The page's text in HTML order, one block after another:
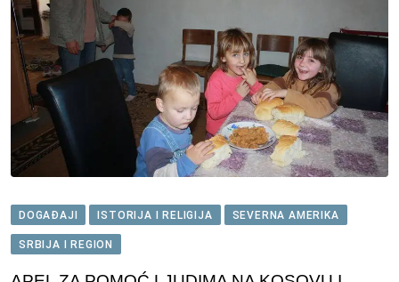
DOGAĐAJI ISTORIJA I RELIGIJA SEVERNA AMERIKA
SRBIJA I REGION